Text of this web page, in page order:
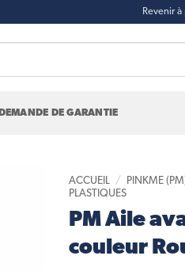
Revenir
DEMANDE DE GARANTIE
ACCUEIL / PINKME
PLASTIQUES
PM Aile
couleur